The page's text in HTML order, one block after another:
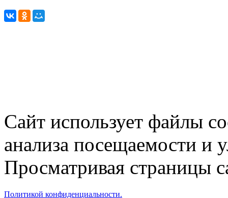
Сайт использует файлы
анализа посещаемости и
Просматривая страницы
Политикой конфиденциальности.